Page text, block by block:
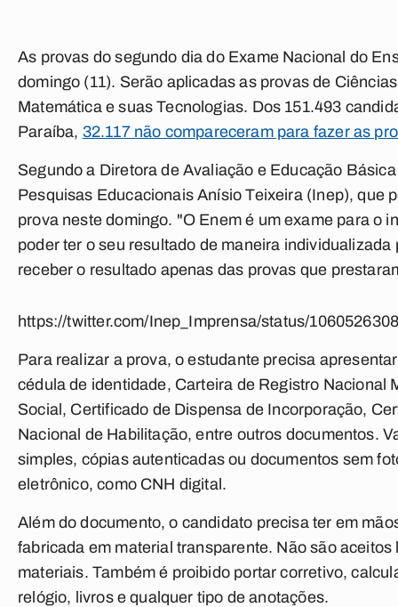
As provas do segundo dia do Exame Nacional do
domingo (11). Serão aplicadas as provas de
Matemática e suas Tecnologias. Dos 151.493
Paraíba, 32.117 não compareceram para fazer as
Segundo a Diretora de Avaliação e Educação
Pesquisas Educacionais Anísio Teixeira (Inep), que
prova neste domingo. "O Enem é um exame para o
poder ter o seu resultado de maneira
receber o resultado apenas das provas que
https://twitter.com/Inep_Imprensa/status/
Para realizar a prova, o estudante precisa
cédula de identidade, Carteira de Registro Nacional
Social, Certificado de Dispensa de Incorporação,
Nacional de Habilitação, entre outros documentos.
simples, cópias autenticadas ou documentos sem
eletrônico, como CNH digital.
Além do documento, o candidato precisa ter em
fabricada em material transparente. Não são
materiais. Também é proibido portar corretivo,
relógio, livros e qualquer tipo de anotações.